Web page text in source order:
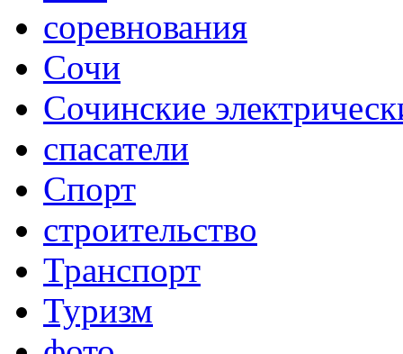
соревнования
Сочи
Сочинские
спасатели
Спорт
строительство
Транспорт
Туризм